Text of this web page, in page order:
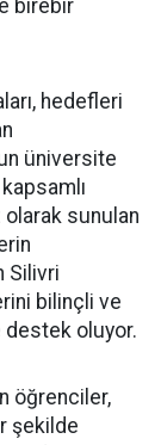
birebir
hedefleri
üniversite
sunulan
Silivri
bilinçli ve
destek oluyor.
öğrenciler,
şekilde